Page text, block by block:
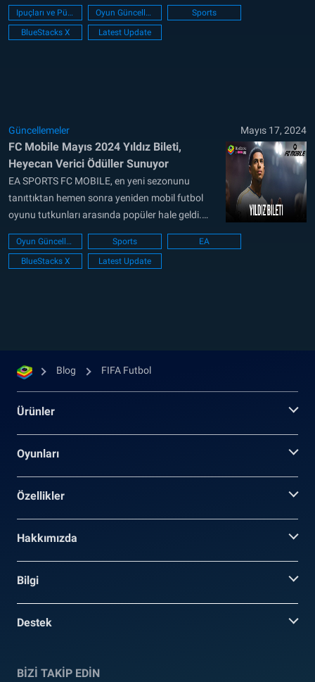
eden heyecan verici yenilikler içeriyor. Bu
güncelleme, Federico Valverde, Marc-André ter
Stegen ve daha pek çok oyuncunun gerçek
Ipuçları ve Püf noktaları Oyun Güncellemesi
Sports
BlueStacks X
Latest Update
Güncellemeler Mayıs 17, 2024
FC Mobile Mayıs 2024 Yıldız Bileti,
Heyecan Verici Ödüller Sunuyor
EA SPORTS FC MOBILE, en yeni sezonunu
tanıttıktan hemen sonra yeniden mobil futbol
oyunu tutkunları arasında popüler hale geldi.
Yeni oyuncu kartları ve oyun modlarının
eklenmesiyle, yeni sezon oyuna yeni başlayacak
olanlar için de muhteşem bir giriş noktası yerine
Oyun Güncellemesi Sports
EA
BlueStacks X
Latest Update
Blog FIFA Futbol
Ürünler
Oyunları
Özellikler
Hakkımızda
Bilgi
Destek
BİZİ TAKİP EDİN